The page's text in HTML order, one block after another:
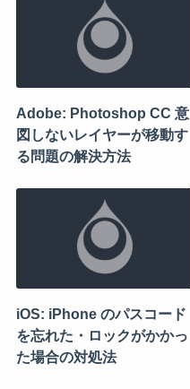
Adobe: Photoshop CC 意
図しないレイヤーが移動す
る問題の解決方法
iOS: iPhone のパスコード
を忘れた・ロックがかかっ
た場合の対処法